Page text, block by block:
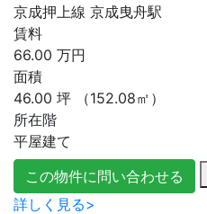
京成押上線 京成曳舟駅
賃料
66.00 万円
面積
46.00 坪 （152.08㎡）
所在階
平屋建て
この物件に問い合わせる
詳しく見る>